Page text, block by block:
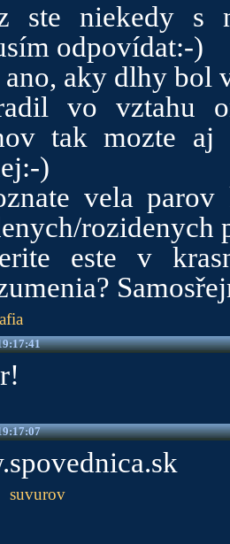
ste niekedy s
odpovídat:-)
ano, aky dlhy bol
vo vztahu
tak mozte
)
vela
rozidenych
este v
suvurov